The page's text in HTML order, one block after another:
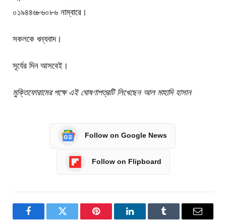
০১৯৪৪৬৮৬০৮৬ নাম্বারে।
সকলকে ধন্যবাদ।
সূর্যের দিন আসবেই।
মুক্তিফোরামের পক্ষে এই ঘোষণাপত্রটি লিখেছেন আল মাহাদি হাসান
Follow on Google News
Follow on Flipboard
FacebookTwitter Pinterest LinkedInTumblr Email